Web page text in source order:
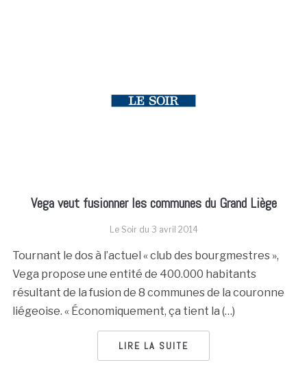
Vega veut fusionner les communes du Grand Liège
Le Soir du 3 avril 2014
Tournant le dos à l’actuel « club des bourgmestres »,
Vega propose une entité de 400.000 habitants
résultant de la fusion de 8 communes de la couronne
liégeoise. « Économiquement, ça tient la (…)
LIRE LA SUITE